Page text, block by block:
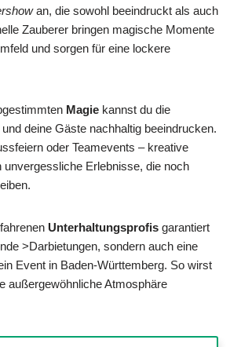
an, die sowohl beeindruckt als auch
Zauberer bringen magische Momente
und sorgen für eine lockere
Magie kannst du die
deine Gäste nachhaltig beeindrucken.
oder Teamevents – kreative
unvergessliche Erlebnisse, die noch
Unterhaltungsprofis garantiert
>Darbietungen, sondern auch eine
Event in Baden-Württemberg. So wirst
außergewöhnliche Atmosphäre